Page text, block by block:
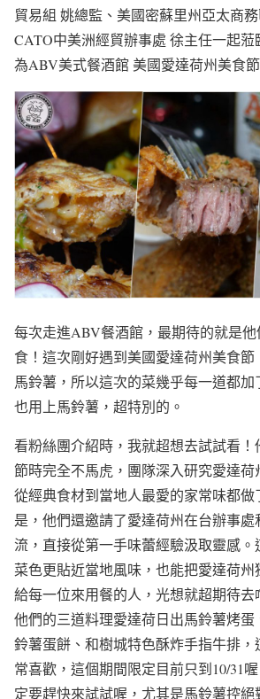
貿易組 姚總監、美國密蘇里州亞太商
CATO中美洲經貿辦事處 徐主任一起蒞
為ABV美式餐酒館 美國愛達荷州美食
每次走進ABV餐酒館，最期待的就是
食！這次剛好遇到美國愛達荷州美食
馬鈴薯，所以這次的菜幾乎每一道都
也用上馬鈴薯，超特別的。
看粉絲團介紹時，我就超想去試試看
節時完全不馬虎，團隊深入研究愛達荷
從經典食材到當地人最愛的家常味都做
是，他們還邀請了愛達荷州在台辦事
流，直接從第一手味蕾經驗汲取靈感
菜色更貼近當地風味，也能把愛達荷
給每一位來用餐的人，光想就超期待去
他們的三道料理愛達荷日出馬鈴薯烤
鈴薯蛋餅、和樹城特色酥炸手指牛排
常喜歡，這個期間限定目前只到10/31
定要趕快來試試喔，尤其是馬鈴薯控絕